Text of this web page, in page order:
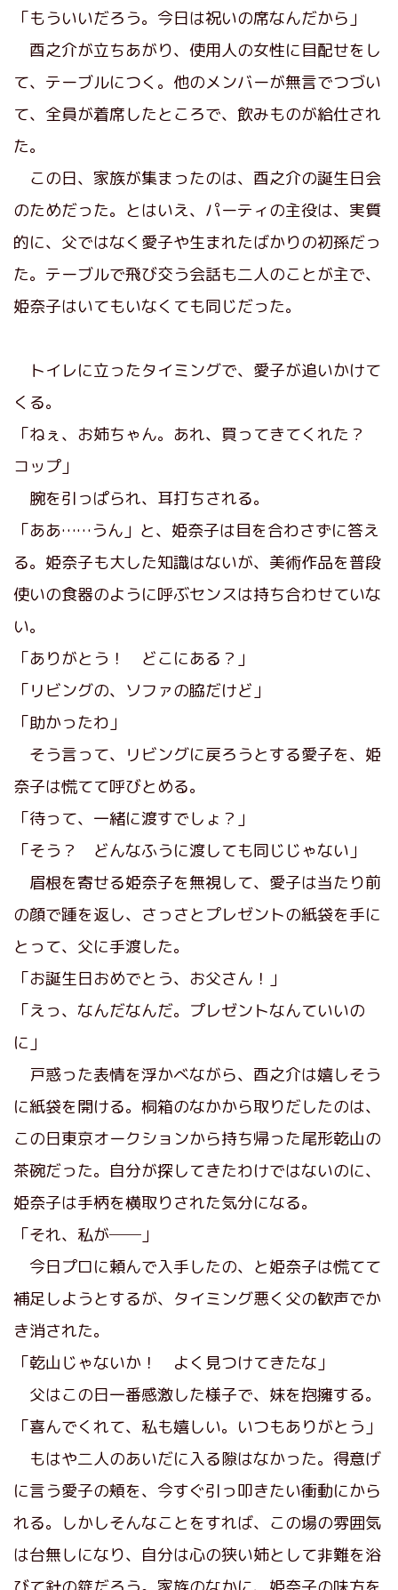
「もういいだろう。今日は祝いの席なんだから」
酉之介が立ちあがり、使用人の女性に目配せをし
て、テーブルにつく。他のメンバーが無言でつづい
て、全員が着席したところで、飲みものが給仕され
た。
この日、家族が集まったのは、酉之介の誕生日会
のためだった。とはいえ、パーティの主役は、実質
的に、父ではなく愛子や生まれたばかりの初孫だっ
た。テーブルで飛び交う会話も二人のことが主で、
姫奈子はいてもいなくても同じだった。
トイレに立ったタイミングで、愛子が追いかけて
くる。
「ねぇ、お姉ちゃん。あれ、買ってきてくれた？
コップ」
腕を引っぱられ、耳打ちされる。
「ああ……うん」と、姫奈子は目を合わさずに答え
る。姫奈子も大した知識はないが、美術作品を普段
使いの食器のように呼ぶセンスは持ち合わせていな
い。
「ありがとう！ どこにある？」
「リビングの、ソファの脇だけど」
「助かったわ」
そう言って、リビングに戻ろうとする愛子を、姫
奈子は慌てて呼びとめる。
「待って、一緒に渡すでしょ？」
「そう？ どんなふうに渡しても同じじゃない」
眉根を寄せる姫奈子を無視して、愛子は当たり前
の顔で踵を返し、さっさとプレゼントの紙袋を手に
とって、父に手渡した。
「お誕生日おめでとう、お父さん！」
「えっ、なんだなんだ。プレゼントなんていいの
に」
戸惑った表情を浮かべながら、酉之介は嬉しそう
に紙袋を開ける。桐箱のなかから取りだしたのは、
この日東京オークションから持ち帰った尾形乾山の
茶碗だった。自分が探してきたわけではないのに、
姫奈子は手柄を横取りされた気分になる。
「それ、私が──」
今日プロに頼んで入手したの、と姫奈子は慌てて
補足しようとするが、タイミング悪く父の歓声でか
き消された。
「乾山じゃないか！ よく見つけてきたな」
父はこの日一番感激した様子で、妹を抱擁する。
「喜んでくれて、私も嬉しい。いつもありがとう」
もはや二人のあいだに入る隙はなかった。得意げ
に言う愛子の頬を、今すぐ引っ叩きたい衝動にから
れる。しかしそんなことをすれば、この場の雰囲気
は台無しになり、自分は心の狭い姉として非難を浴